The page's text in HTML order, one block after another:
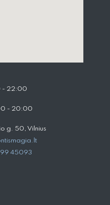
- 22:00
- 20:00
g. 50, Vilnius
45093